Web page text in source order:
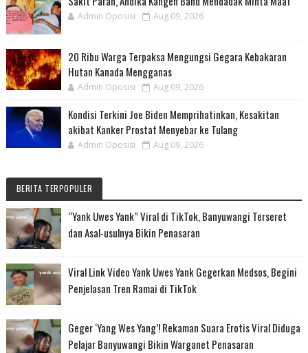
Admin Oposisi Aug 09, 2026
20 Ribu Warga Terpaksa Mengungsi Gegara Kebakaran
Hutan Kanada Mengganas
Admin Oposisi Aug 09, 2026
Kondisi Terkini Joe Biden Memprihatinkan, Kesakitan
akibat Kanker Prostat Menyebar ke Tulang
Admin Oposisi Aug 09, 2026
BERITA TERPOPULER
“Yank Uwes Yank” Viral di TikTok, Banyuwangi Terseret
dan Asal-usulnya Bikin Penasaran
Viral Link Video Yank Uwes Yank Gegerkan Medsos, Begini
Penjelasan Tren Ramai di TikTok
Geger ‘Yang Wes Yang’! Rekaman Suara Erotis Viral Diduga
Pelajar Banyuwangi Bikin Warganet Penasaran